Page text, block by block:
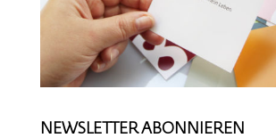
NEWSLETTER ABONNIEREN